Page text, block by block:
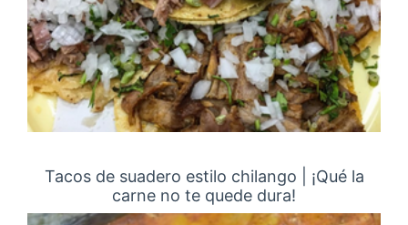
Tacos de suadero estilo chilango | ¡Qué la
carne no te quede dura!